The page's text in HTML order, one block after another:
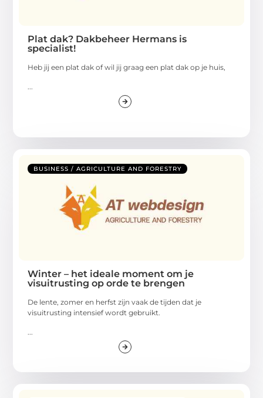
Plat dak? Dakbeheer Hermans is
specialist!
Heb jij een plat dak of wil jij graag een plat dak op je huis,
BUSINESS / AGRICULTURE AND FORESTRY
Winter – het ideale moment om je
visuitrusting op orde te brengen
De lente, zomer en herfst zijn vaak de tijden dat je
visuitrusting intensief wordt gebruikt.